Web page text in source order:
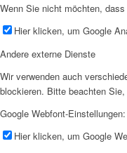
Wenn Sie nicht möchten,
Hier klicken, um Google
Andere externe Dienste
Wir verwenden auch
blockieren. Bitte beachten
Google Webfont-Einstellungen:
Hier klicken, um Google